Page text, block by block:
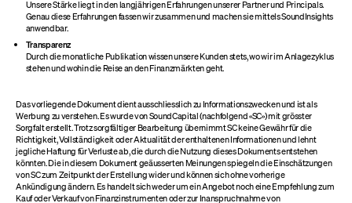
Unsere Stärke liegt in den langjährigen Erfahrungen unserer Partner und Principals.
Genau diese Erfahrungen fassen wir zusammen und machen sie mittels SoundInsights
anwendbar.
Transparenz
Durch die monatliche Publikation wissen unsere Kunden stets, wo wir im Anlagezyklus
stehen und wohin die Reise an den Finanzmärkten geht.
Das vorliegende Dokument dient ausschliesslich zu Informationszwecken und ist als
Werbung zu verstehen. Es wurde von SoundCapital (nachfolgend «SC») mit grösster
Sorgfalt erstellt. Trotz sorgfältiger Bearbeitung übernimmt SC keine Gewähr für die
Richtigkeit, Vollständigkeit oder Aktualität der enthaltenen Informationen und lehnt
jegliche Haftung für Verluste ab, die durch die Nutzung dieses Dokuments entstehen
könnten. Die in diesem Dokument geäusserten Meinungen spiegeln die Einschätzungen
von SC zum Zeitpunkt der Erstellung wider und können sich ohne vorherige
Ankündigung ändern. Es handelt sich weder um ein Angebot noch eine Empfehlung zum
Kauf oder Verkauf von Finanzinstrumenten oder zur Inanspruchnahme von